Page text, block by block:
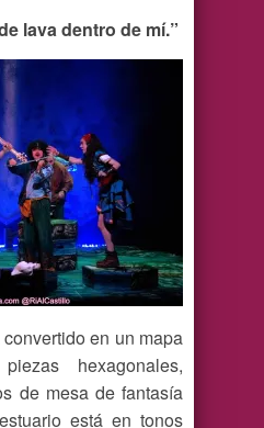
lava dentro de mí.”
en un mapa
hexagonales,
de mesa de fantasía
está en tonos